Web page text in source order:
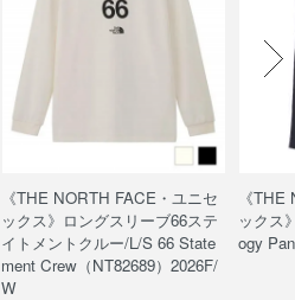
《THE NORTH FACE・ユニセ
ックス》ロングスリーブ66ステ
イトメントクルー/L/S 66 State
ment Crew（NT82689）2026F/
W
《
ックス
ogy